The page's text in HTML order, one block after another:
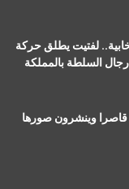
لفتيت يطلق حركة
السلطة بالمملكة
قاصرا وينشرون صورها